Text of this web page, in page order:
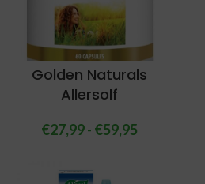
Golden Naturals
Allersolf
€27,99- €59,95